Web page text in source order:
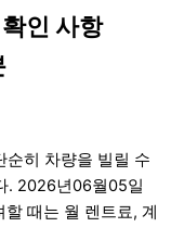
인 사항
히 차량을 빌릴 수
. 2026년06월05일
때는 월 렌트료, 계